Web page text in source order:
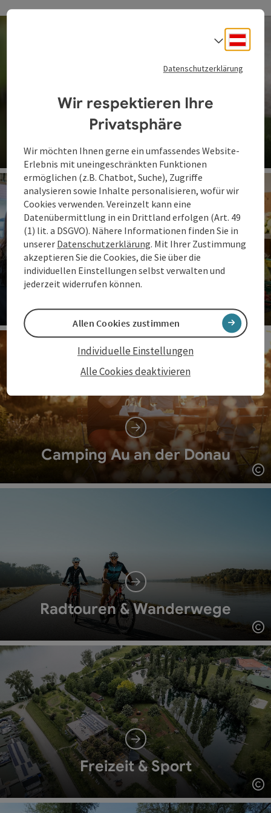
Weingut Greindl
Camping Au an der Donau
Radtouren & Wanderwege
Freizeit & Sport
Datenschutzerklärung
Wir respektieren Ihre
Privatsphäre
Wir möchten Ihnen gerne ein umfassendes Website-
Erlebnis mit uneingeschränkten Funktionen
ermöglichen (z.B. Chatbot, Suche), Zugriffe
analysieren sowie Inhalte personalisieren, wofür wir
Cookies verwenden. Vereinzelt kann eine
Datenübermittlung in ein Drittland erfolgen (Art. 49
(1) lit. a DSGVO). Nähere Informationen finden Sie in
unserer Datenschutzerklärung. Mit Ihrer Zustimmung
akzeptieren Sie die Cookies, die Sie über die
individuellen Einstellungen selbst verwalten und
jederzeit widerrufen können.
Alle Cookies deaktivieren
Individuelle Einstellungen
Allen Cookies zustimmen